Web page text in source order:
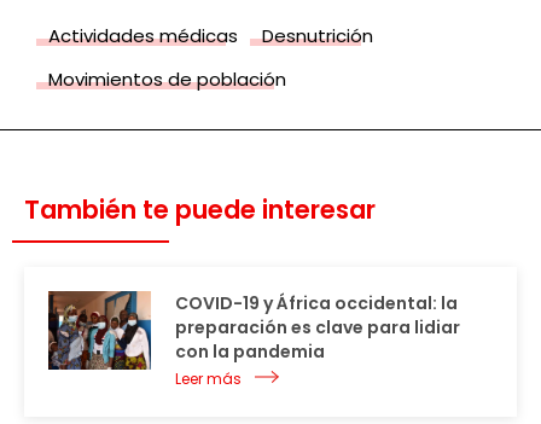
Actividades médicas
Desnutrición
Movimientos de población
También te puede interesar
COVID-19 y África occidental: la
preparación es clave para lidiar
con la pandemia
Leer más